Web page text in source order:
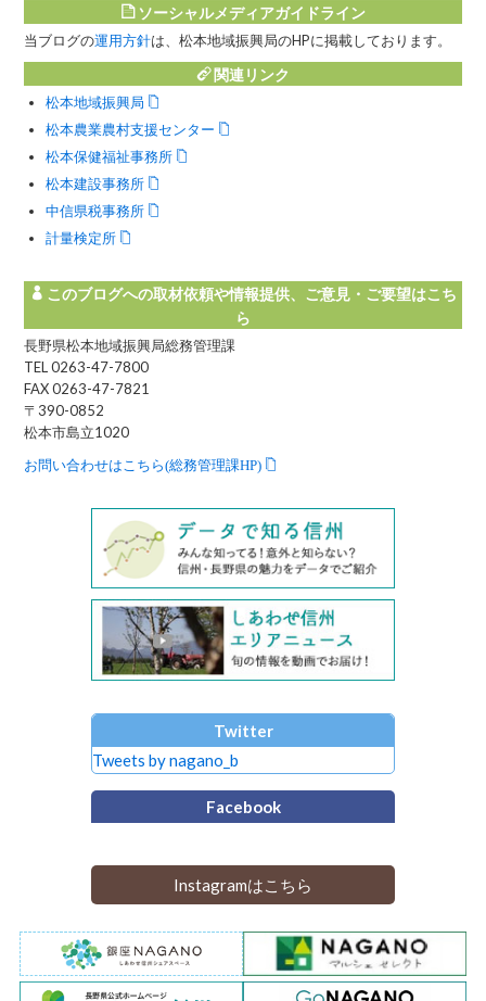
ソーシャルメディアガイドライン
当ブログの運用方針は、松本地域振興局のHPに掲載しております。
関連リンク
松本地域振興局
松本農業農村支援センター
松本保健福祉事務所
松本建設事務所
中信県税事務所
計量検定所
このブログへの取材依頼や情報提供、ご意見・ご要望はこち
ら
長野県松本地域振興局総務管理課
TEL 0263-47-7800
FAX 0263-47-7821
〒390-0852
松本市島立1020
お問い合わせはこちら(総務管理課HP)
Twitter
Tweets by nagano_b
Facebook
Instagramはこちら